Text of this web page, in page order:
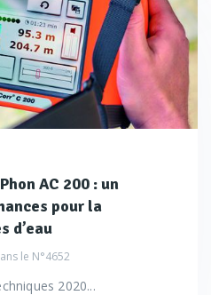
AC 200 : un
pour la
d’eau
le N°4652
2020...